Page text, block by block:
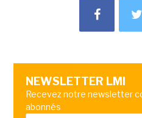
NEWSLETTER LMI
Recevez notre newsletter
abonnés